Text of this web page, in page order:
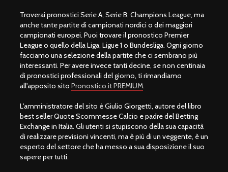
Troverai pronostici Serie A, Serie B, Champions League, ma
anche tante partite di campionati nordici o dei maggiori
campionati europei. Puoi trovare il pronostico Premier
League o quello della Liga, Ligue 1 o Bundesliga. Ogni giorno
facciamo una selezione della partite che ci sembrano più
interessanti. Per avere invece tanti decine, se non centinaia
di pronostici professionali del giorno, ti rimandiamo
all'apposito sito Pronostico.it PREMIUM.
L'amministratore del sito è Giulio Giorgetti, autore del libro
best seller Quote Scommesse Calcio e padre del Betting
Exchange in Italia. Gli utenti si stupiscono della sua capacità
di realizzare previsioni vincenti, ma è più di un veggente, è un
esperto del settore che ha messo a sua disposizione il suo
sapere per tutti.